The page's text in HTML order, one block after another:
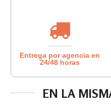
Entrega por agencia en
24/48 horas
EN LA